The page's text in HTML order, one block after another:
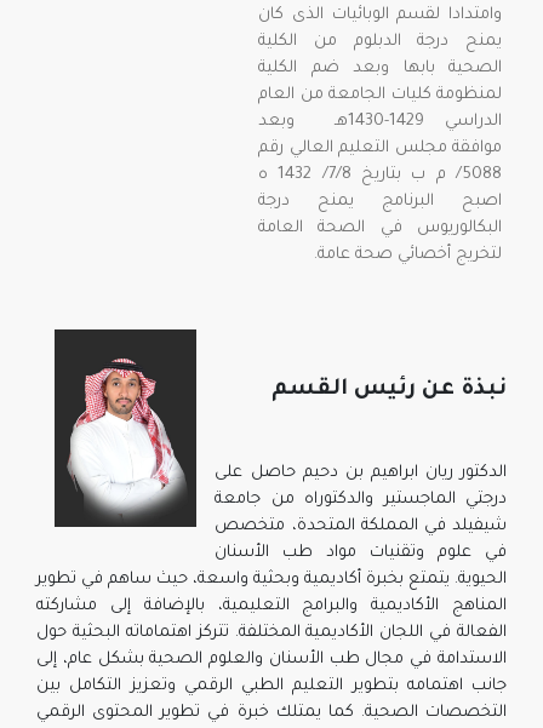
وامتدادا لقسم الوبائيات الذى كان
يمنح درجة الدبلوم من الكلية
الصحية بابها وبعد ضم الكلية
لمنظومة كليات الجامعة من العام
الدراسي 1429-1430هـ وبعد
موافقة مجلس التعليم العالي رقم
5088/ م ب بتاريخ 7/8/ 1432 ه
اصبح البرنامج يمنح درجة
البكالوريوس في الصحة العامة
لتخريج أخصائي صحة عامة.
نبذة عن رئيس القسم
الدكتور ريان ابراهيم بن دحيم حاصل على
درجتي الماجستير والدكتوراه من جامعة
شيفيلد في المملكة المتحدة، متخصص
في علوم وتقنيات مواد طب الأسنان
الحيوية. يتمتع بخبرة أكاديمية وبحثية واسعة، حيث ساهم في تطوير
المناهج الأكاديمية والبرامج التعليمية، بالإضافة إلى مشاركته
الفعالة في اللجان الأكاديمية المختلفة. تتركز اهتماماته البحثية حول
الاستدامة في مجال طب الأسنان والعلوم الصحية بشكل عام، إلى
جانب اهتمامه بتطوير التعليم الطبي الرقمي وتعزيز التكامل بين
التخصصات الصحية. كما يمتلك خبرة في تطوير المحتوى الرقمي